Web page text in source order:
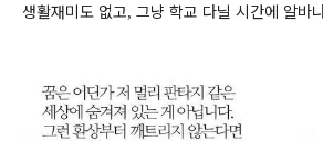
생활재미도 없고, 그냥 학교 다닐 시간에 알바